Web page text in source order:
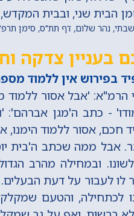
הבית שני, ובבית המקדש,
נהר שלום, דף תת"ס, סימן תרפ"ח, ניו יורק,
בעניין צדקה
בפירוש אין ללמוד
הרמ"א: 'אבל אסור
- כתב ה'מגן אברהם':
חכם, אסור ללמוד
אבל ממה שכתב
ובמחילה מהרב
לו לעבור על דעת
לכתחילה, והטעם